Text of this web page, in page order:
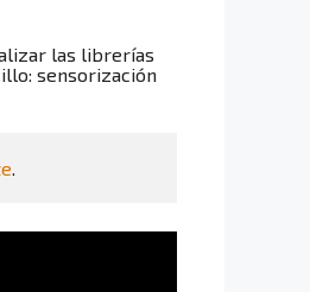
las librerías
sensorización
.